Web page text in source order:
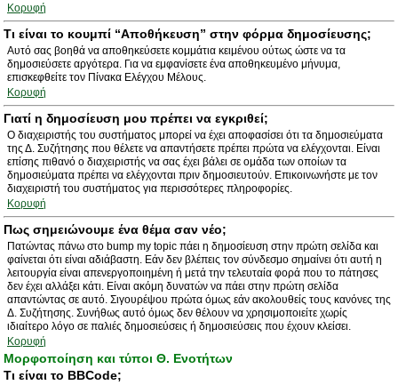
Κορυφή
Τι είναι το κουμπί “Αποθήκευση” στην φόρμα δημοσίευσης;
Αυτό σας βοηθά να αποθηκεύσετε κομμάτια κειμένου ούτως ώστε να τα
δημοσιεύσετε αργότερα. Για να εμφανίσετε ένα αποθηκευμένο μήνυμα,
επισκεφθείτε τον Πίνακα Ελέγχου Μέλους.
Κορυφή
Γιατί η δημοσίευση μου πρέπει να εγκριθεί;
Ο διαχειριστής του συστήματος μπορεί να έχει αποφασίσει ότι τα δημοσιεύματα
της Δ. Συζήτησης που θέλετε να απαντήσετε πρέπει πρώτα να ελέγχονται. Είναι
επίσης πιθανό ο διαχειριστής να σας έχει βάλει σε ομάδα των οποίων τα
δημοσιεύματα πρέπει να ελέγχονται πριν δημοσιευτούν. Επικοινωνήστε με τον
διαχειριστή του συστήματος για περισσότερες πληροφορίες.
Κορυφή
Πως σημειώνουμε ένα θέμα σαν νέο;
Πατώντας πάνω στο bump my topic πάει η δημοσίευση στην πρώτη σελίδα και
φαίνεται ότι είναι αδιάβαστη. Εάν δεν βλέπεις τον σύνδεσμο σημαίνει ότι αυτή η
λειτουργία είναι απενεργοποιημένη ή μετά την τελευταία φορά που το πάτησες
δεν έχει αλλάξει κάτι. Είναι ακόμη δυνατών να πάει στην πρώτη σελίδα
απαντώντας σε αυτό. Σιγουρέψου πρώτα όμως εάν ακολουθείς τους κανόνες της
Δ. Συζήτησης. Συνήθως αυτό όμως δεν θέλουν να χρησιμοποιείτε χωρίς
ιδιαίτερο λόγο σε παλιές δημοσιεύσεις ή δημοσιεύσεις που έχουν κλείσει.
Κορυφή
Μορφοποίηση και τύποι Θ. Ενοτήτων
Τι είναι το BBCode;